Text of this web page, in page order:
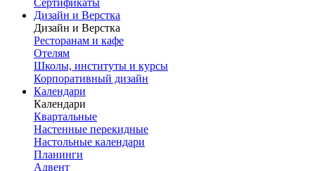
Сертификаты
Дизайн и Верстка
Дизайн и Верстка
Ресторанам и кафе
Отелям
Школы, институты и курсы
Корпоративный дизайн
Календари
Календари
Квартальные
Настенные перекидные
Настольные календари
Планинги
Адвент